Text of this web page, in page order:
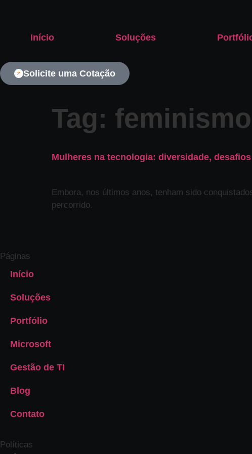
Início Soluções
Solicite uma Cotação
Tag: feminismo
Mulheres na tecnologia: diversidade,
Embora, nos últimos anos, tenham sido
percorrido.
Páginas
Início
Soluções
Portfólio
Microsoft
Gestão de TI
Blog
Contato
Políticas